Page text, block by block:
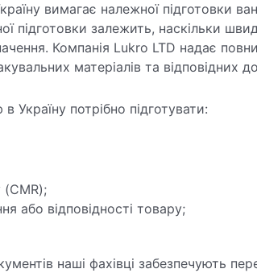
вимагає належної підготовки
підготовки залежить, наскільки
Компанія Lukro LTD надає
матеріалів та відповідних
Україну потрібно підготувати:
(CMR);
або відповідності товару;
наші фахівці забезпечують